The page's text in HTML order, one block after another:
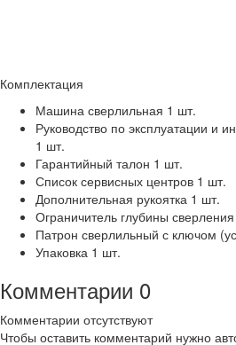
Комплектация
Машина сверлильная 1 шт.
Руководство по эксплуатации и
1 шт.
Гарантийный талон 1 шт.
Список сервисных центров 1 шт.
Дополнительная рукоятка 1 шт.
Ограничитель глубины
Патрон сверлильный с ключом
Упаковка 1 шт.
Комментарии 0
Комментарии отсутствуют
Чтобы оставить комментарий нужно